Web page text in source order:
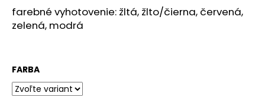
farebné vyhotovenie: žltá, žlto/čierna, červená,
zelená, modrá
FARBA
KÔŠ
NA
€1